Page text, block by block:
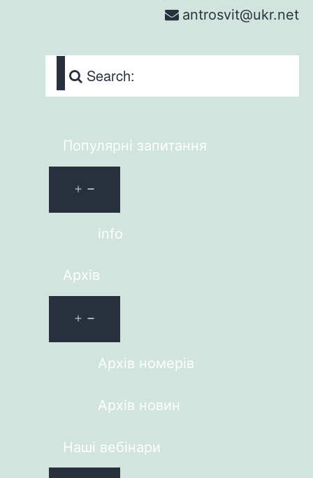
antrosvit@ukr.net
Search:
Популярні запитання
info
Архів
Архів номерів
Архів новин
Наші вебінари